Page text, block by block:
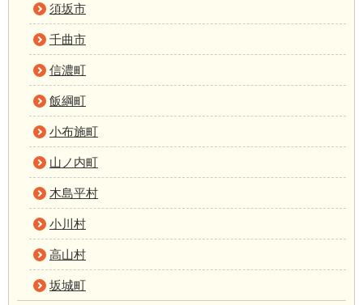
須坂市
千曲市
信濃町
飯綱町
小布施町
山ノ内町
木島平村
小川村
高山村
坂城町